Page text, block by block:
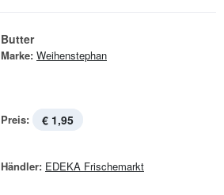
Butter
Marke: Weihenstephan
Preis: € 1,95
Händler: EDEKA Frischemarkt